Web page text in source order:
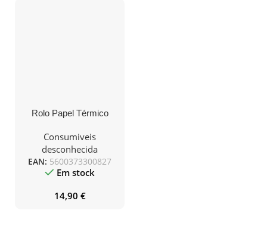
Rolo Papel Térmico
Pack 10 unidades )
Consumiveis
desconhecida
EAN: 5600373300827
Em stock
14,90 €